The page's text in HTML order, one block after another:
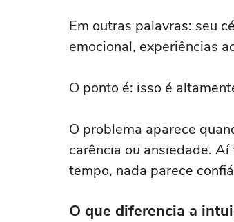
Em outras palavras: seu
emocional, experiências
O ponto é: isso é
O problema aparece
carência ou ansiedade.
tempo, nada parece
O que diferencia a